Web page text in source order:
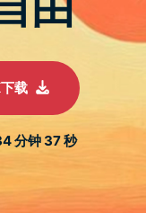
Google 新品上市
会在这次 Google
他说法认为这次大
定消息有一定准
Pixel 6a 的实际开
响 Pixel Watch、